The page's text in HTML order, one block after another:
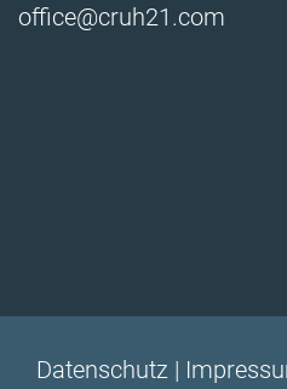
office@cruh21.com
Datenschutz